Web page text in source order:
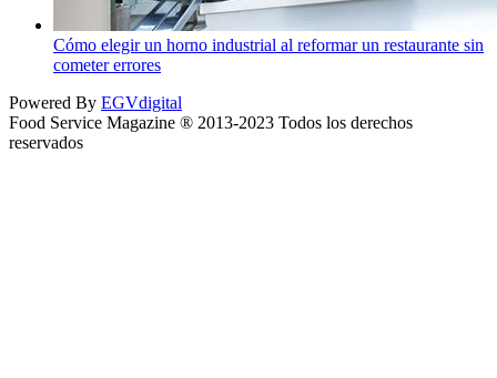
Cómo elegir un horno industrial al reformar un restaurante sin
cometer errores
Powered By EGVdigital
Food Service Magazine ® 2013-2023 Todos los derechos
reservados